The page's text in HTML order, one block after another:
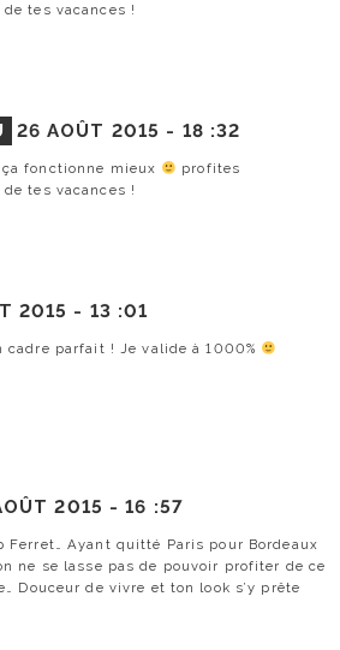
tes vacances !
26 AOÛT 2015 - 18 :32
fonctionne mieux
profites
tes vacances !
2015 - 13 :01
parfait ! Je valide à 1000%
2015 -16 :57
Ferret… Ayant quitté Paris pour Bordeaux
ne se lasse pas de pouvoir profiter de ce
Douceur de vivre et ton look s’y prête